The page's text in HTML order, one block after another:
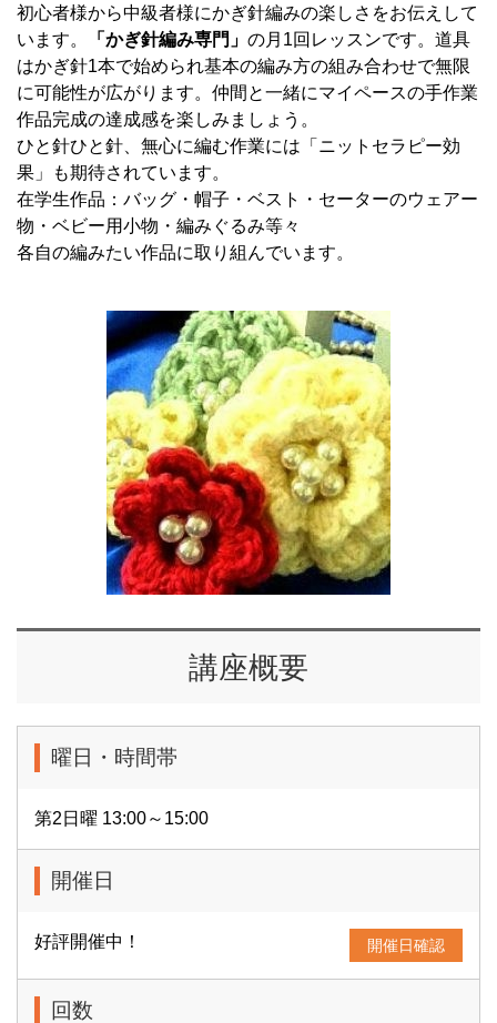
初心者様から中級者様にかぎ針編みの楽しさをお伝えして
います。
「かぎ針編み専門」 の月1回レッスンです。道具
はかぎ針1本で始められ基本の編み方の組み合わせで無限
に可能性が広がります。仲間と一緒にマイペースの手作業
作品完成の達成感を楽しみましょう。
ひと針ひと針、無心に編む作業には「ニットセラピー効
果」も期待されています。
在学生作品：バッグ・帽子・ベスト・セーターのウェアー
物・ベビー用小物・編みぐるみ等々
各自の編みたい作品に取り組んでいます。
講座概要
曜日・時間帯
第2日曜 13:00～15:00
開催日
好評開催中！ 開催日確認
回数